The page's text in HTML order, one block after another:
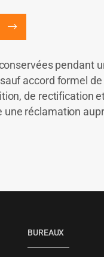
pendant
accord formel
de rectification
réclamation
BUREAUX